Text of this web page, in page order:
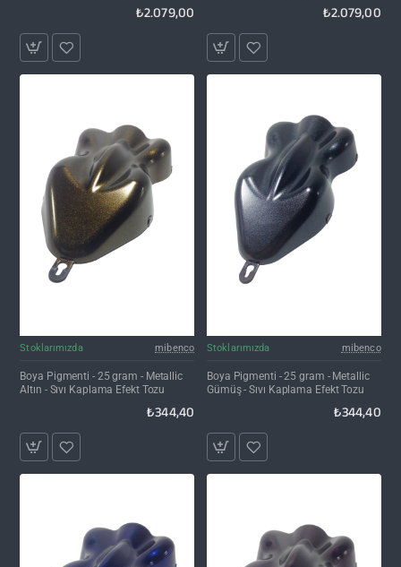
₺2.079,00 ₺2.079,00
Stoklarımızda mibenco
Boya Pigmenti - 25 gram - Metallic
Altın - Sıvı Kaplama Efekt Tozu
₺344,40
Stoklarımızda mibenco
Boya Pigmenti - 25 gram - Metallic
Gümüş - Sıvı Kaplama Efekt Tozu
₺344,40